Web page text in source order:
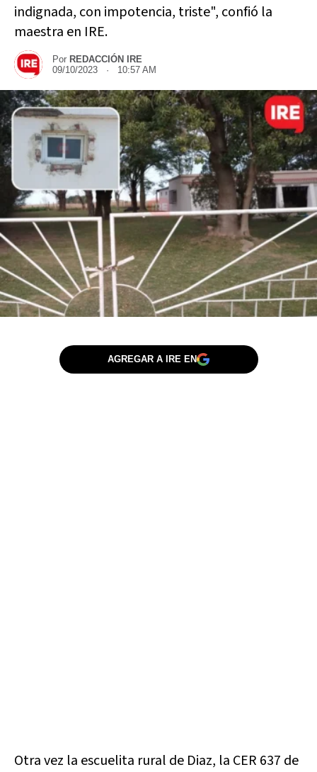
indignada, con impotencia, triste", confió la
maestra en IRE.
Por REDACCIÓN IRE
09/10/2023 · 10:57 AM
AGREGAR A IRE EN
Otra vez la escuelita rural de Diaz, la CER 637 de